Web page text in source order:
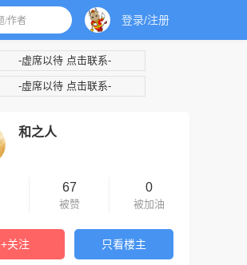
登录/注册
和之人
67
被赞
0
被加油
+关注 只看楼主
-虚席以待 点击联系-
-虚席以待 点击联系-